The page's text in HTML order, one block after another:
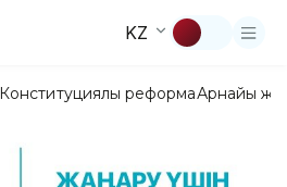
KZ
Конституциялық реформаАрнайы